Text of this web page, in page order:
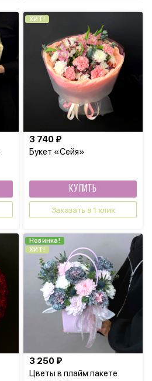
ХИТ!
Букет «Сейя»
3 740 ₽
КУПИТЬ
Заказать в 1 клик
Новинка!
ХИТ!
Цветы в плайм пакете
3 250 ₽